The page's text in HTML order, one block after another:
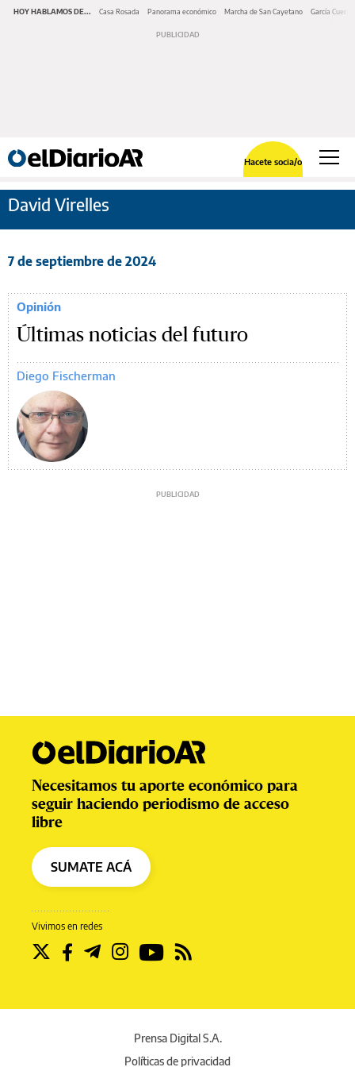
HOY HABLAMOS DE... Casa Rosada Panorama económico Marcha de San Cayetano García Cuerva
Hacete socia/o
David Virelles
7 de septiembre de 2024
Opinión
Últimas noticias del futuro
Diego Fischerman
Vivimos en redes
Necesitamos tu aporte económico para
seguir haciendo periodismo de acceso
libre
SUMATE ACÁ
Prensa Digital S.A.
Políticas de privacidad